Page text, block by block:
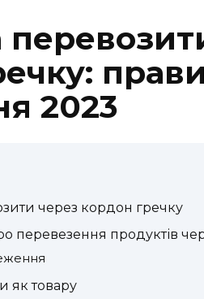
2023
через кордон гречку
перевезення продуктів
як товару